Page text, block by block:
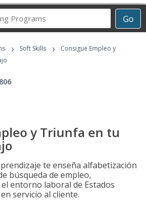
Go
Career
Programs
› Soft Skills ›
Consigue Empleo y
y Triunfa en tu
te enseña alfabetización
búsqueda de empleo,
entorno laboral de Estados
servicio al cliente.